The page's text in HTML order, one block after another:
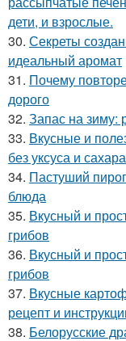
дети, и взрослые.
30. Секреты
идеальный аромат
31. Почему
дорого
32. Запас на зиму:
33. Вкусные и
без уксуса и сахара
34. Пастуший
блюда
35. Вкусный и
грибов
36. Вкусный и
грибов
37. Вкусные
рецепт и
38. Белорусские